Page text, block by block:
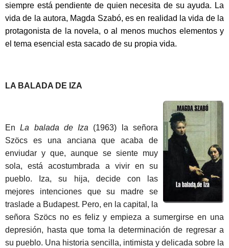
siempre está pendiente de quien necesita de su ayuda. La
vida de la autora, Magda Szabó, es en realidad la vida de la
protagonista de la novela, o al menos muchos elementos y
el tema esencial esta sacado de su propia vida.
LA BALADA DE IZA
EnLa balada de Iza (1963) la señora
Szöcs es una anciana que acaba de
enviudar y que, aunque se siente muy
sola, está acostumbrada a vivir en su
pueblo. Iza, su hija, decide con las
mejores intenciones que su madre se
traslade a Budapest. Pero, en la capital, la
señora Szöcs no es feliz y empieza a sumergirse en una
depresión, hasta que toma la determinación de regresar a
su pueblo. Una historia sencilla, intimista y delicada sobre la